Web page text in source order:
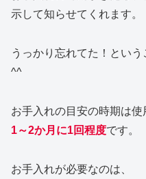
示して知らせてくれます。
うっかり忘れてた！とい
^^
お手入れの目安の時期は使
1～2か月に1回程度です。
お手入れが必要なのは、